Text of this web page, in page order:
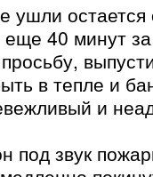
ушли
еще 40 минут
в тепле и
и
под звук